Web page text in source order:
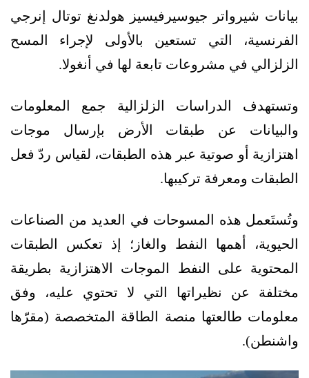
بيانات شيرواتر جيوسيرفيسيز هولدنغ توتال إنرجي
الفرنسية، التي تستعين بالأولى لإجراء المسح
الزلزالي في مشروعات تابعة لها في أنغولا.
وتستهدف الدراسات الزلزالية جمع المعلومات
والبيانات عن طبقات الأرض بإرسال موجات
اهتزازية أو صوتية عبر هذه الطبقات، لقياس ردّ فعل
الطبقات ومعرفة تركيبها.
وتُستَعمل هذه المسوحات في العديد من الصناعات
الحيوية، أهمها النفط والغاز؛ إذ تعكس الطبقات
المحتوية على النفط الموجات الاهتزازية بطريقة
مختلفة عن نظيراتها التي لا تحتوي عليه، وفق
معلومات طالعتها منصة الطاقة المتخصصة (مقرّها
واشنطن).